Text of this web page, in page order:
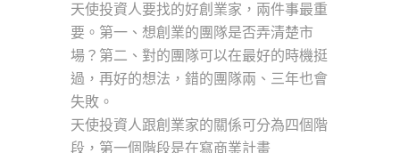
天使投資人要找的好創業家，兩件事最重
要。第一、想創業的團隊是否弄清楚市
場？第二、對的團隊可以在最好的時機挺
過，再好的想法，錯的團隊兩、三年也會
失敗。
天使投資人跟創業家的關係可分為四個階
段，第一個階段是在寫商業計畫